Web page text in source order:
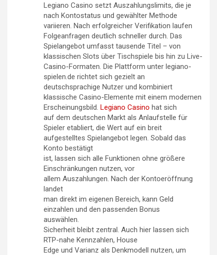
Legiano Casino setzt Auszahlungslimits, die je
nach Kontostatus und gewählter Methode
variieren. Nach erfolgreicher Verifikation laufen
Folgeanfragen deutlich schneller durch. Das
Spielangebot umfasst tausende Titel – von
klassischen Slots über Tischspiele bis hin zu Live-
Casino-Formaten. Die Plattform unter legiano-
spielen.de richtet sich gezielt an
deutschsprachige Nutzer und kombiniert
klassische Casino-Elemente mit einem modernen
Erscheinungsbild. Legiano Casino hat sich
auf dem deutschen Markt als Anlaufstelle für
Spieler etabliert, die Wert auf ein breit
aufgestelltes Spielangebot legen. Sobald das
Konto bestätigt
ist, lassen sich alle Funktionen ohne größere
Einschränkungen nutzen, vor
allem Auszahlungen. Nach der Kontoeröffnung
landet
man direkt im eigenen Bereich, kann Geld
einzahlen und den passenden Bonus
auswählen.
Sicherheit bleibt zentral. Auch hier lassen sich
RTP-nahe Kennzahlen, House
Edge und Varianz als Denkmodell nutzen, um